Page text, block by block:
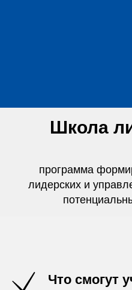
Школа
программа
лидерских и
Что смогут